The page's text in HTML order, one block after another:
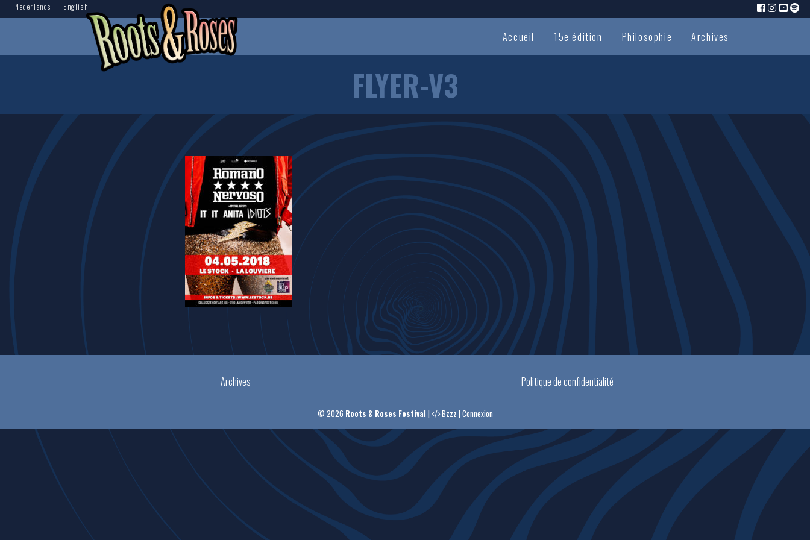
Nederlands English
Accueil 15e édition Philosophie Archives
FLYER-V3
Archives Politique de confidentialité
© 2026 Roots & Roses Festival | Bzzz | Connexion